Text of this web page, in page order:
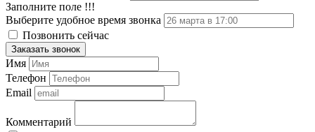
Заполните поле !!!
Выберите удобное время звонка
Позвонить сейчас
Заказать звонок
Имя
Телефон
Email
Комментарий